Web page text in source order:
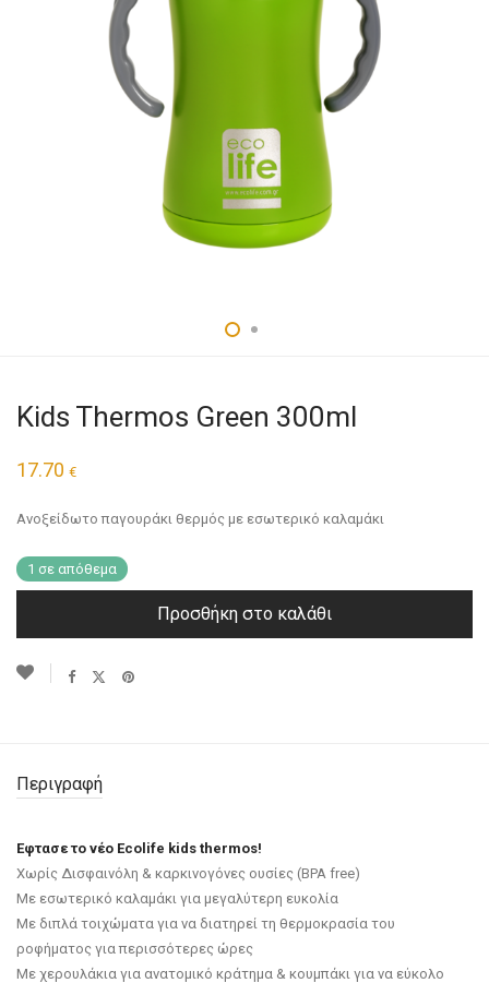
Kids Thermos Green 300ml
17.70 €
Ανοξείδωτο παγουράκι θερμός με εσωτερικό καλαμάκι
1 σε απόθεμα
Προσθήκη στο καλάθι
Περιγραφή
Εφτασε το νέο Ecolife kids thermos!
Xωρίς Δισφαινόλη & καρκινογόνες ουσίες (ΒPA free)
Με εσωτερικό καλαμάκι για μεγαλύτερη ευκολία
Mε διπλά τοιχώματα για να διατηρεί τη θερμοκρασία του
ροφήματος για περισσότερες ώρες
Με χερουλάκια για ανατομικό κράτημα & κουμπάκι για να εύκολο